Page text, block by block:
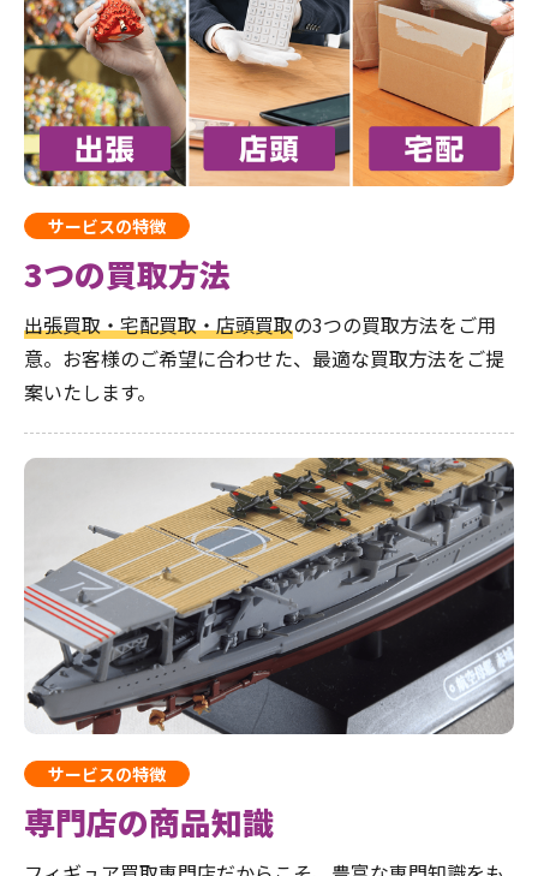
サービスの特徴
3つの買取方法
出張買取・宅配買取・店頭買取の3つの買取方法をご用
意。お客様のご希望に合わせた、最適な買取方法をご提
案いたします。
サービスの特徴
専門店の商品知識